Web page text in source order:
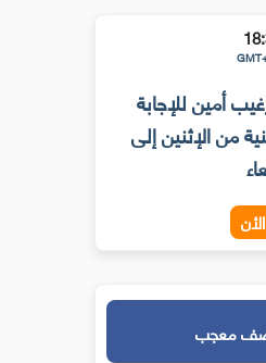
أمين للإجابة
من الإثنين إلى